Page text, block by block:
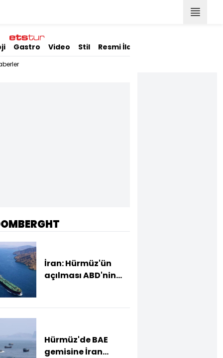
Gastro Video Stil Resmi İlanlar
İran: Hürmüz'ün
açılması ABD'nin
Hürmüz'de BAE
gemisine İran